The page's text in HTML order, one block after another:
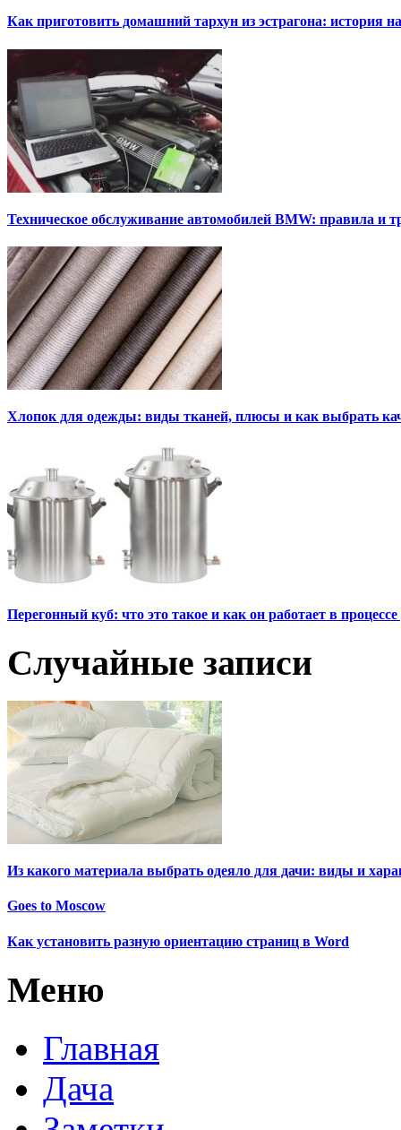
Как приготовить домашний тархун из эстрагона: история
Техническое обслуживание автомобилей BMW: правила и
Хлопок для одежды: виды тканей, плюсы и как выбрать
Перегонный куб: что это такое и как он работает в
Случайные записи
Из какого материала выбрать одеяло для дачи: виды и
Goes to Moscow
Как установить разную ориентацию страниц в Word
Меню
Главная
Дача